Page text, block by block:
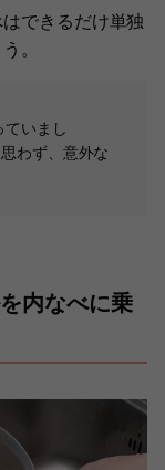
できるだけ単独
。
いまし
わず、意外な
内なべに乗